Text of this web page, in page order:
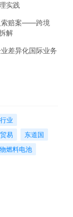
实践
索赔案——跨境
解
差异化国际业务
业
易
东道国
燃料电池